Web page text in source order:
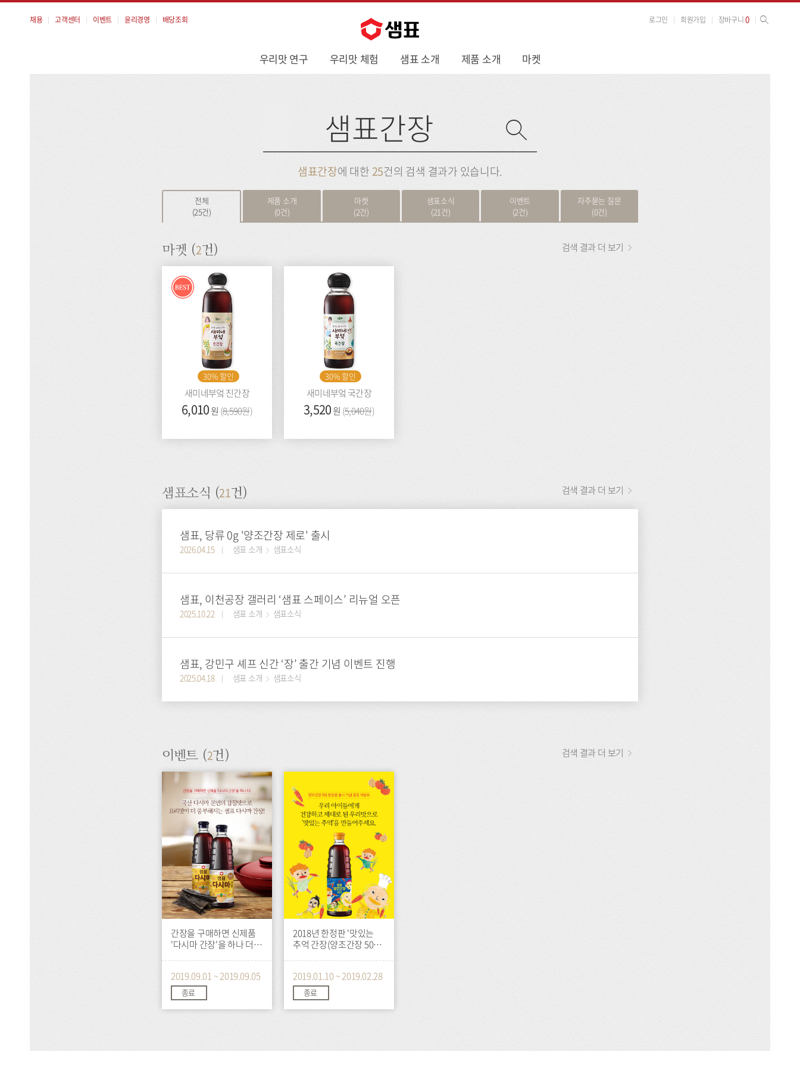
뉴
우리맛 연구 우리맛 체험 샘표 소개 제품 소개 마켓
채용 고객센터 이벤트 윤리경영 배당조회 로그인 회원가입 장바구니0 사이트 검색
검
검
샘표간장에 대한25건의 검색 결과가 있습니다.
전체
(25건)
제품 소개
(0건)
마켓
(2건)
샘표소식
(21건)
이벤트
(2건)
자주묻는 질문
(0건)
마켓 (2건)
Best
30% 할인
새미네부엌 진간장
가
격:
6,010원 (이
전
8,590원)
30% 할인
새미네부엌 국간장
가
격:
3,520원 (이
전
5,040원)
검색 결과 더 보기
샘표소식 (21건)
샘표, 당류 0g '양조간장 제로' 출시
2026.04.15 샘표 소개 샘표소식
샘표, 이천공장 갤러리 ‘샘표 스페이스’ 리뉴얼 오픈
2025.10.22 샘표 소개 샘표소식
샘표, 강민구 셰프 신간 ‘장’ 출간 기념 이벤트 진행
2025.04.18 샘표 소개 샘표소식
검색 결과 더 보기
이벤트 (2건)
간장을 구매하면 신제품
'다시마 간장'을 하나 더!
2019.09.01 ~ 2019.09.05
종료
2018년 한정판 '맛있는
추억 간장(양조간장 501)'
2019.01.10 ~ 2019.02.28
종료
검색 결과 더 보기